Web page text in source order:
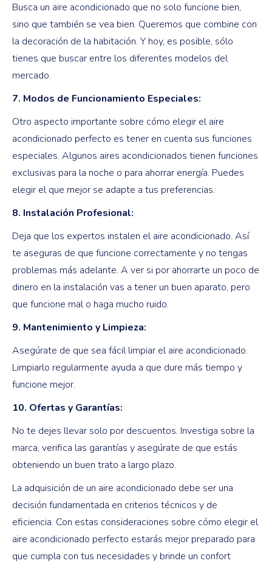
Busca un aire acondicionado que no solo funcione bien,
sino que también se vea bien. Queremos que combine con
la decoración de la habitación. Y hoy, es posible, sólo
tienes que buscar entre los diferentes modelos del
mercado.
7. Modos de Funcionamiento Especiales:
Otro aspecto importante sobre cómo elegir el aire
acondicionado perfecto es tener en cuenta sus funciones
especiales. Algunos aires acondicionados tienen funciones
exclusivas para la noche o para ahorrar energía. Puedes
elegir el que mejor se adapte a tus preferencias.
8. Instalación Profesional:
Deja que los expertos instalen el aire acondicionado. Así
te aseguras de que funcione correctamente y no tengas
problemas más adelante. A ver si por ahorrarte un poco de
dinero en la instalación vas a tener un buen aparato, pero
que funcione mal o haga mucho ruido.
9. Mantenimiento y Limpieza:
Asegúrate de que sea fácil limpiar el aire acondicionado.
Limpiarlo regularmente ayuda a que dure más tiempo y
funcione mejor.
10. Ofertas y Garantías:
No te dejes llevar solo por descuentos. Investiga sobre la
marca, verifica las garantías y asegúrate de que estás
obteniendo un buen trato a largo plazo.
La adquisición de un aire acondicionado debe ser una
decisión fundamentada en criterios técnicos y de
eficiencia. Con estas consideraciones sobre cómo elegir el
aire acondicionado perfecto estarás mejor preparado para
que cumpla con tus necesidades y brinde un confort